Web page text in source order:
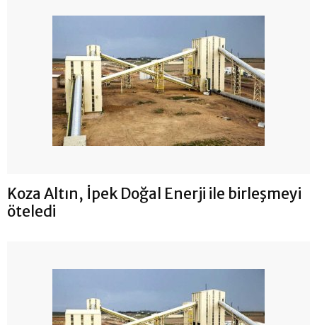
Koza Altın, İpek Doğal Enerji ile birleşmeyi
öteledi